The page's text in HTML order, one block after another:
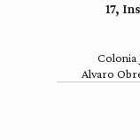
17,
Colonia
Alvaro